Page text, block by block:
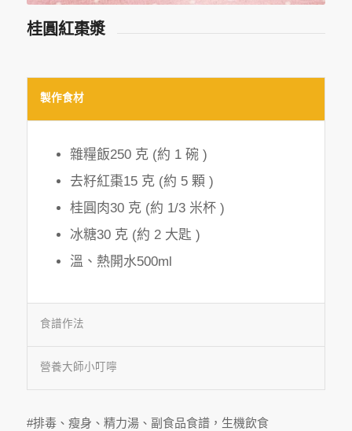
桂圓紅棗漿
製作食材
雜糧飯250 克 (約 1 碗 )
去籽紅棗15 克 (約 5 顆 )
桂圓肉30 克 (約 1/3 米杯 )
冰糖30 克 (約 2 大匙 )
溫、熱開水500ml
食譜作法
營養大師小叮嚀
#排毒、瘦身、精力湯、副食品食譜，生機飲食